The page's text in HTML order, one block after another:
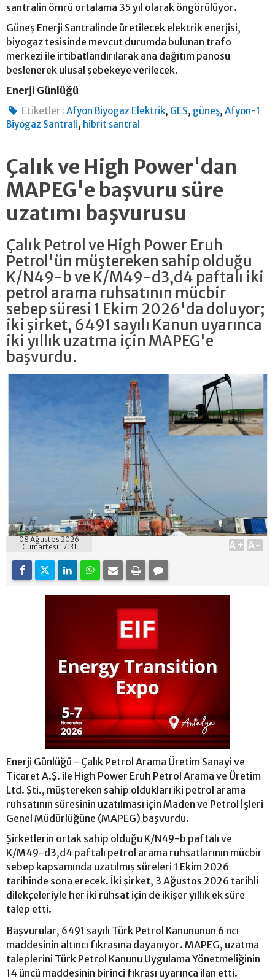
santralin ömrü ortalama 35 yıl olarak öngörülüyor.
Güneş Enerji Santralinde üretilecek elektrik enerjisi,
biyogaz tesisinde mevcut durumda bulunan trafo
merkezi ile irtibatlandırılarak ana dağıtım panosu
beslenerek ulusal şebekeye verilecek.
Enerji Günlüğü
Etiketler : Afyon Biyogaz Elektrik, GES, güneş,Afyon-1
Biyogaz Santrali, hibrit santral
Çalık ve High Power'dan
MAPEG'e başvuru süre
uzatımı başvurusu
Çalık Petrol ve High Power Eruh
Petrol'ün müştereken sahip olduğu
K/N49-b ve K/M49-d3,d4 paftalı iki
petrol arama ruhsatının mücbir
sebep süresi 1 Ekim 2026'da doluyor;
iki şirket, 6491 sayılı Kanun uyarınca
iki yıllık uzatma için MAPEG'e
başvurdu.
08 Ağustos 2026
Cumartesi 17:31
A+ A-
Enerji Günlüğü - Çalık Petrol Arama Üretim Sanayi ve
Ticaret A.Ş. ile High Power Eruh Petrol Arama ve Üretim
Ltd. Şti., müştereken sahip oldukları iki petrol arama
ruhsatının süresinin uzatılması için Maden ve Petrol İşleri
Genel Müdürlüğüne (MAPEG) başvurdu.
Şirketlerin ortak sahip olduğu K/N49-b paftalı ve
K/M49-d3,d4 paftalı petrol arama ruhsatlarının mücbir
sebep kapsamında uzatılmış süreleri 1 Ekim 2026
tarihinde sona erecek. İki şirket, 3 Ağustos 2026 tarihli
dilekçeleriyle her iki ruhsat için de ikişer yıllık ek süre
talep etti.
Başvurular, 6491 sayılı Türk Petrol Kanununun 6 ncı
maddesinin altıncı fıkrasına dayanıyor. MAPEG, uzatma
taleplerini Türk Petrol Kanunu Uygulama Yönetmeliğinin
14 üncü maddesinin birinci fıkrası uyarınca ilan etti.